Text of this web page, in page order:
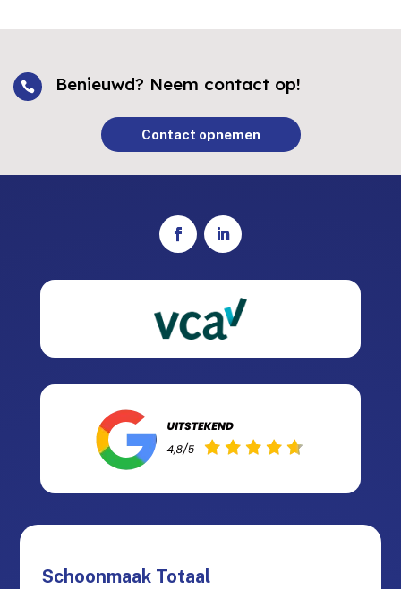
 Benieuwd? Neem contact op!
Contact opnemen
Schoonmaak Totaal